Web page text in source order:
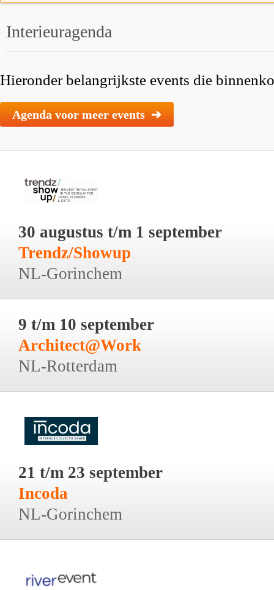
Interieuragenda
Hieronder belangrijkste events die
Agenda voor meer events ➔
30 augustus t/m 1 september
Trendz/Showup
NL-Gorinchem
9 t/m 10 september
Architect@Work
NL-Rotterdam
21 t/m 23 september
Incoda
NL-Gorinchem